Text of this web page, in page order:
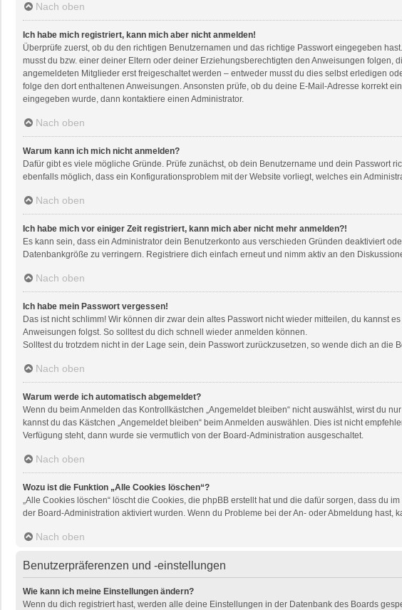
Nach oben
Ich habe mich registriert, kann mich aber nicht anmelden!
Überprüfe zuerst, ob du den richtigen Benutzernamen und das richtige Passwort eingegeben
musst du bzw. einer deiner Eltern oder deiner Erziehungsberechtigten den Anweisungen
angemeldeten Mitglieder erst freigeschaltet werden – entweder musst du dies selbst erledigen
folge den dort enthaltenen Anweisungen. Ansonsten prüfe, ob du deine E-Mail-Adresse korrekt
eingegeben wurde, dann kontaktiere einen Administrator.
Nach oben
Warum kann ich mich nicht anmelden?
Dafür gibt es viele mögliche Gründe. Prüfe zunächst, ob dein Benutzername und dein Passwort
ebenfalls möglich, dass ein Konfigurationsproblem mit der Website vorliegt, welches ein
Nach oben
Ich habe mich vor einiger Zeit registriert, kann mich aber nicht mehr anmelden?!
Es kann sein, dass ein Administrator dein Benutzerkonto aus verschieden Gründen deaktiviert
Datenbankgröße zu verringern. Registriere dich einfach erneut und nimm aktiv an den
Nach oben
Ich habe mein Passwort vergessen!
Das ist nicht schlimm! Wir können dir zwar dein altes Passwort nicht wieder mitteilen, du kannst
Anweisungen folgst. So solltest du dich schnell wieder anmelden können.
Solltest du trotzdem nicht in der Lage sein, dein Passwort zurückzusetzen, so wende dich an die
Nach oben
Warum werde ich automatisch abgemeldet?
Wenn du beim Anmelden das Kontrollkästchen „Angemeldet bleiben“ nicht auswählst, wirst du
kannst du das Kästchen „Angemeldet bleiben“ beim Anmelden auswählen. Dies ist nicht
Verfügung steht, dann wurde sie vermutlich von der Board-Administration ausgeschaltet.
Nach oben
Wozu ist die Funktion „Alle Cookies löschen“?
„Alle Cookies löschen“ löscht die Cookies, die phpBB erstellt hat und die dafür sorgen, dass du
der Board-Administration aktiviert wurden. Wenn du Probleme bei der An- oder Abmeldung hast,
Nach oben
Benutzerpräferenzen und -einstellungen
Wie kann ich meine Einstellungen ändern?
Wenn du dich registriert hast, werden alle deine Einstellungen in der Datenbank des Boards